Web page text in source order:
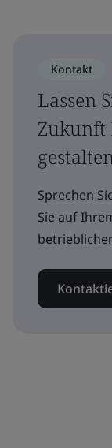
Kontakt
Lassen
Zukunft
Sprechen
Sie auf